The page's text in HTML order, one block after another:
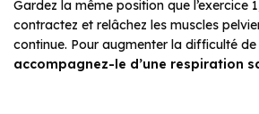
Gardez la même position que l’exercice
contractez et relâchez les muscles
continue. Pour augmenter la difficulté de
accompagnez-le d’une respiration